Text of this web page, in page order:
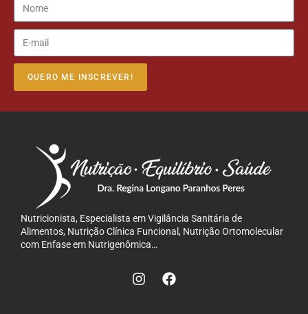
QUERO ME INSCREVER!
Nutricionista, Especialista em Vigilância Sanitária de
Alimentos, Nutrição Clínica Funcional, Nutrição Ortomolecular
com Enfase em Nutrigenômica…